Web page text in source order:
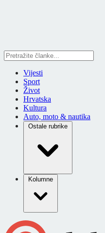
Vijesti
Sport
Život
Hrvatska
Kultura
Auto, moto & nautika
Ostale rubrike
Kolumne